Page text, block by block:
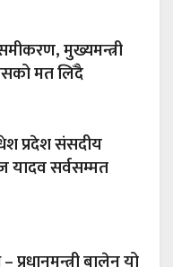
मुख्यमन्त्री
मत लिँदै
प्रदेश संसदीय
यादव सर्वसम्मत